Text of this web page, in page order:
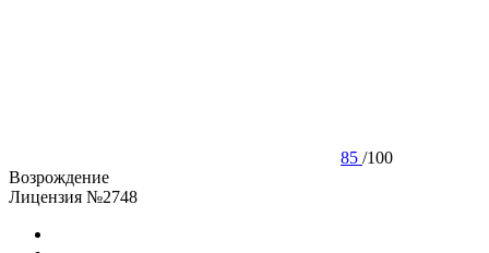
85 /100
Возрождение
Лицензия №2748